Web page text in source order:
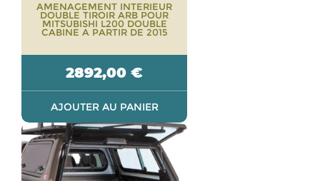
AMENAGEMENT INTERIEUR
DOUBLE TIROIR ARB POUR
MITSUBISHI L200 DOUBLE
CABINE A PARTIR DE 2015
2892,00 €
AJOUTER AU PANIER